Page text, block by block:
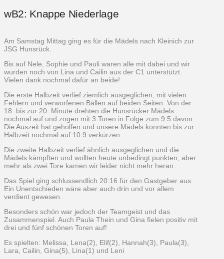
wB2: Knappe Niederlage
Am Samstag Mittag ging es für die Mädels nach Kleinich zur
JSG Hunsrück.
Bis auf Nele, Sophie und Pauli waren alle mit dabei und wir
wurden noch von Lina und Cailin aus der C1 unterstützt.
Vielen dank nochmal dafür an beide!
Die erste Halbzeit verlief ziemlich ausgeglichen, mit vielen
Fehlern und verworfenen Bällen auf beiden Seiten. Von der
18. bis zur 20. Minute drehten die Hunsrücker Mädels
nochmal auf und zogen mit 3 Toren in Folge zum 9:5 davon.
Die Auszeit hat geholfen und unsere Mädels konnten bis zur
Halbzeit nochmal auf 10:9 verkürzen.
Die zweite Halbzeit verlief ähnlich ausgeglichen und die
Mädels kämpften und wollten heute unbedingt punkten, aber
mehr als zwei Tore kamen wir leider nicht mehr heran.
Das Spiel ging schlussendlich 20:16 für den Gastgeber aus.
Ein Unentschieden wäre aber auch drin und vor allem
verdient gewesen.
Besonders schön war jedoch der Teamgeist und das
Zusammenspiel. Auch Paula Thein und Gina fielen positiv mit
drei und fünf schönen Toren auf!
Es spielten: Melissa, Lena(2), Elif(2), Hannah(3), Paula(3),
Lara, Cailin, Gina(5), Lina(1) und Leni